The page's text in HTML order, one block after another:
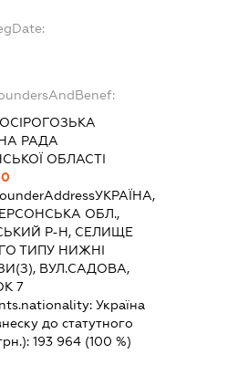
РАДА
ОБЛАСТІ
УКРАЇНА,
ОБЛ.,
Р-Н, СЕЛИЩЕ
ТИПУ НИЖНІ
ВУЛ.САДОВА,
7
Україна
до статутного
193 964 (100 %)